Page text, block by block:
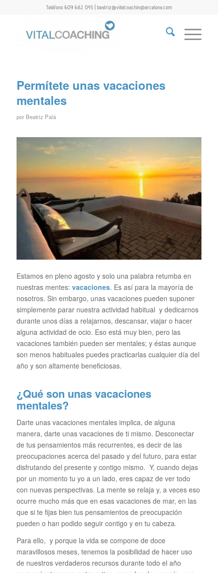
Teléfono 609 682 045 | beatriz@vitalcoachingbarcelona.com
Permítete unas vacaciones
mentales
por Beatriz Palá
Estamos en pleno agosto y solo una palabra retumba en
nuestras mentes: vacaciones. Es así para la mayoría de
nosotros. Sin embargo, unas vacaciones pueden suponer
simplemente parar nuestra actividad habitual y dedicarnos
durante unos días a relajarnos, descansar, viajar o hacer
alguna actividad de ocio. Eso está muy bien, pero las
vacaciones también pueden ser mentales; y éstas aunque
son menos habituales puedes practicarlas cualquier día del
año y son altamente beneficiosas.
¿Qué son unas vacaciones
mentales?
Darte unas vacaciones mentales implica, de alguna
manera, darte unas vacaciones de ti mismo. Desconectar
de tus pensamientos más recurrentes, es decir de las
preocupaciones acerca del pasado y del futuro, para estar
disfrutando del presente y contigo mismo. Y, cuando dejas
por un momento tu yo a un lado, eres capaz de ver todo
con nuevas perspectivas. La mente se relaja y, a veces eso
ocurre mucho más que en esas vacaciones de mar, en las
que si te fijas bien tus pensamientos de preocupación
pueden o han podido seguir contigo y en tu cabeza.
Para ello, y porque la vida se compone de doce
maravillosos meses, tenemos la posibilidad de hacer uso
de nuestros verdaderos recursos durante todo el año